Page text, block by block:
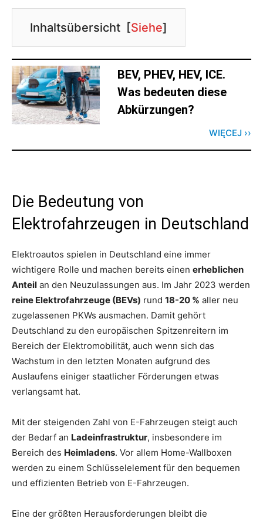
Inhaltsübersicht [Siehe]
BEV, PHEV, HEV, ICE.
Was bedeuten diese
Abkürzungen?
WIĘCEJ ››
Die Bedeutung von
Elektrofahrzeugen in Deutschland
Elektroautos spielen in Deutschland eine immer
wichtigere Rolle und machen bereits einen erheblichen
Anteil an den Neuzulassungen aus. Im Jahr 2023 werden
reine Elektrofahrzeuge (BEVs) rund 18-20 % aller neu
zugelassenen PKWs ausmachen. Damit gehört
Deutschland zu den europäischen Spitzenreitern im
Bereich der Elektromobilität, auch wenn sich das
Wachstum in den letzten Monaten aufgrund des
Auslaufens einiger staatlicher Förderungen etwas
verlangsamt hat.
Mit der steigenden Zahl von E-Fahrzeugen steigt auch
der Bedarf an Ladeinfrastruktur, insbesondere im
Bereich des Heimladens. Vor allem Home-Wallboxen
werden zu einem Schlüsselelement für den bequemen
und effizienten Betrieb von E-Fahrzeugen.
Eine der größten Herausforderungen bleibt die